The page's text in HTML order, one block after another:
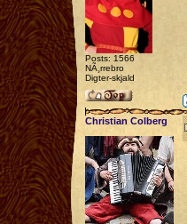
Posts: 1566
NÃ¸rrebro
Digter-skjald
Christian Colberg